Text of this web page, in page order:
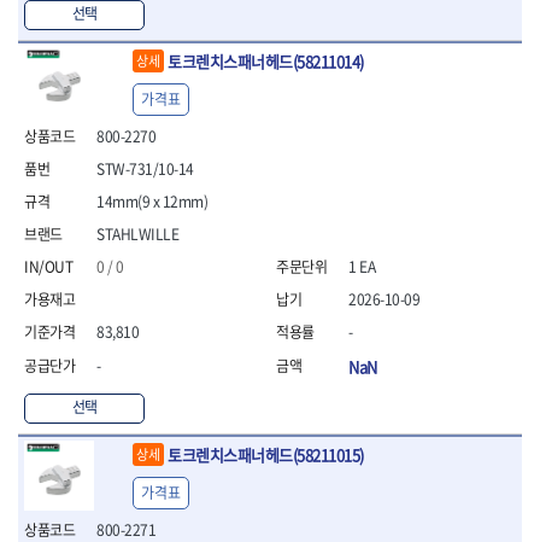
- 레이저팁 드라이버
- 라쳇렌치
- 임팩엑스트라롱소켓
- 파워렌치
- 드릴척아답타
- 조인트플러그소켓
- 옵셋렌치
- 소켓홀더
- 클라이밍비트
- 토크아답타
- 일자비트
- 임팩별비트
- 임팩일자비트
- 임팩포지비트
- 임팩십자비트
- 십자비트
- 임팩별비트소켓
- 임팩XZN비트소켓
선택
상세 토크렌치스패너헤드(58211014)
800-2270
STAHLWILLE
0 / 0
83,810
-
선택
STW-731/10-14
14mm(9 x 12mm)
가격표
1 EA
2026-10-09
-
NaN
상세 토크렌치스패너헤드(58211015)
800-2271
가격표